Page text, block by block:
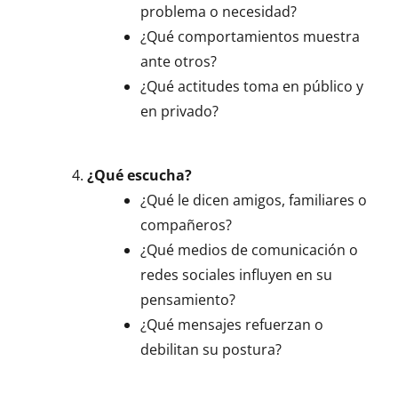
problema o necesidad?
¿Qué comportamientos muestra
ante otros?
¿Qué actitudes toma en público y
en privado?
¿Qué escucha?
¿Qué le dicen amigos, familiares o
compañeros?
¿Qué medios de comunicación o
redes sociales influyen en su
pensamiento?
¿Qué mensajes refuerzan o
debilitan su postura?